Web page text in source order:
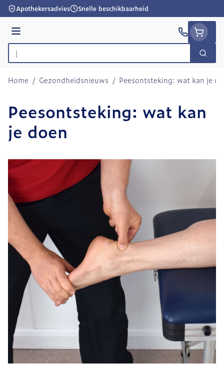
Ga naar de inhoud
Apothekersadvies Snelle beschikbaarheid
Menu
Product, merk, categorie...
Zoek
Home / Gezondheidsnieuws / Peesontsteking: wat kan je
Peesontsteking: wat kan
je doen